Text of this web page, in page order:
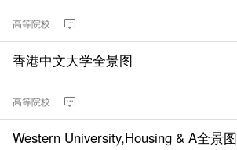
高等院校
香港中文大学全景图
高等院校
Western University,Housing & A全景图